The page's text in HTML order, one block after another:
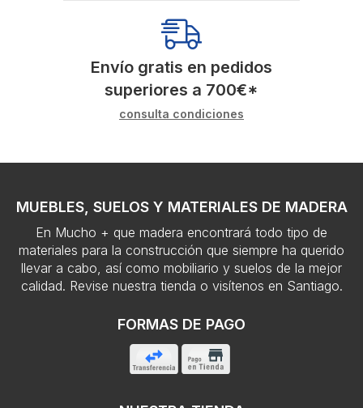
Envío gratis en pedidos
superiores a 700€*
consulta condiciones
MUEBLES, SUELOS Y MATERIALES DE MADERA
En Mucho + que madera encontrará todo tipo de
materiales para la construcción que siempre ha querido
llevar a cabo, así como mobiliario y suelos de la mejor
calidad. Revise nuestra tienda o visítenos en Santiago.
FORMAS DE PAGO